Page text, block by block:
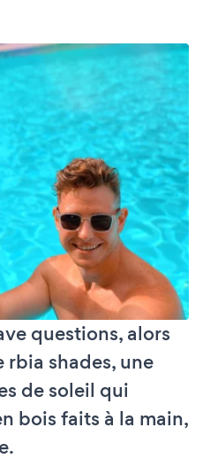
questions, alors
rbia shades, une
de soleil qui
bois faits à la main,